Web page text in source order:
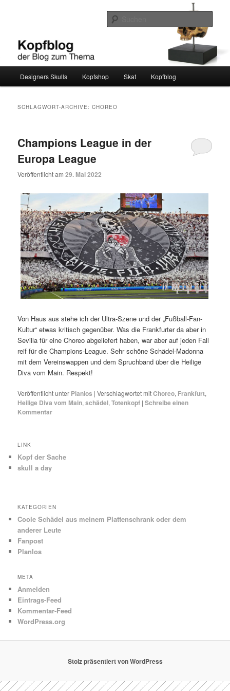
wechselnkopfblog
Designers Skulls Kopfshop Skat Kopfblog
SCHLAGWORT-ARCHIVE:CHOREO
Champions League in der
Europa League
Veröffentlicht am29. Mai 2022
Von Haus aus stehe ich der Ultra-Szene und der „Fußball-Fan-
Kultur“ etwas kritisch gegenüber. Was die Frankfurter da aber in
Sevilla für eine Choreo abgeliefert haben, war aber auf jeden Fall
reif für die Champions-League. Sehr schöne Schädel-Madonna
mit dem Vereinswappen und dem Spruchband über die Heilige
Diva vom Main. Respekt!
Veröffentlicht unter Planlos |Verschlagwortet mitChoreo, Frankfurt,
Heilige Diva vom Main,schädel,Totenkopf |Schreibe einen
Kommentar
LINK
Kopf der Sache
skull a day
KATEGORIEN
Coole Schädel aus meinem Plattenschrank oder dem
anderer Leute
Fanpost
Planlos
META
Anmelden
Eintrags-Feed
Kommentar-Feed
WordPress.org
Stolz präsentiert von WordPress